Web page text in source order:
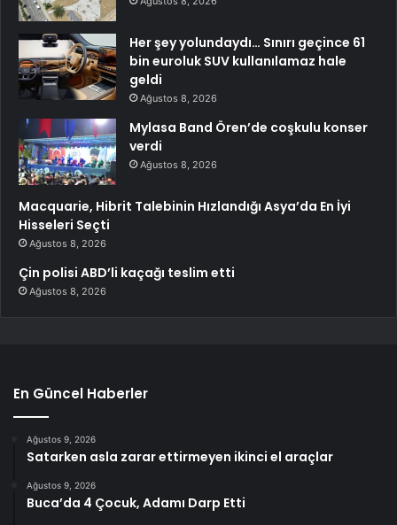
Her şey yolundaydı… Sınırı geçince 61
bin euroluk SUV kullanılamaz hale
geldi
Ağustos 8, 2026
Mylasa Band Ören’de coşkulu konser
verdi
Ağustos 8, 2026
Macquarie, Hibrit Talebinin Hızlandığı Asya’da En İyi
Hisseleri Seçti
Ağustos 8, 2026
Çin polisi ABD’li kaçağı teslim etti
Ağustos 8, 2026
En Güncel Haberler
Ağustos 9, 2026
Satarken asla zarar ettirmeyen ikinci el araçlar
Ağustos 9, 2026
Buca’da 4 Çocuk, Adamı Darp Etti